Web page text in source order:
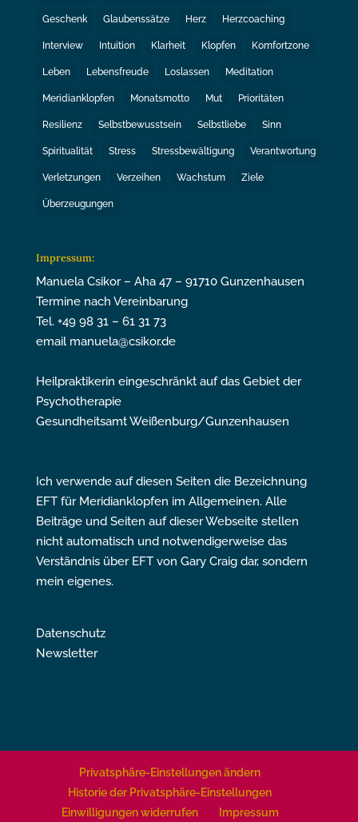
Geschenk Glaubenssätze Herz Herzcoaching
Interview Intuition Klarheit Klopfen Komfortzone
Leben Lebensfreude Loslassen Meditation
Meridianklopfen Monatsmotto Mut Prioritäten
Resilienz Selbstbewusstsein Selbstliebe Sinn
Spiritualität Stress Stressbewältigung Verantwortung
Verletzungen Verzeihen Wachstum Ziele
Überzeugungen
Impressum:
Manuela Csikor – Aha 47 – 91710 Gunzenhausen
Termine nach Vereinbarung
Tel. +49 98 31 – 61 31 73
email manuela@csikor.de
Heilpraktikerin eingeschränkt auf das Gebiet der
Psychotherapie
Gesundheitsamt Weißenburg/Gunzenhausen
Ich verwende auf diesen Seiten die Bezeichnung
EFT für Meridianklopfen im Allgemeinen. Alle
Beiträge und Seiten auf dieser Webseite stellen
nicht automatisch und notwendigerweise das
Verständnis über EFT von Gary Craig dar, sondern
mein eigenes.
Datenschutz
Newsletter
Privatsphäre-Einstellungen ändern
Historie der Privatsphäre-Einstellungen
Einwilligungen widerrufen
Impressum